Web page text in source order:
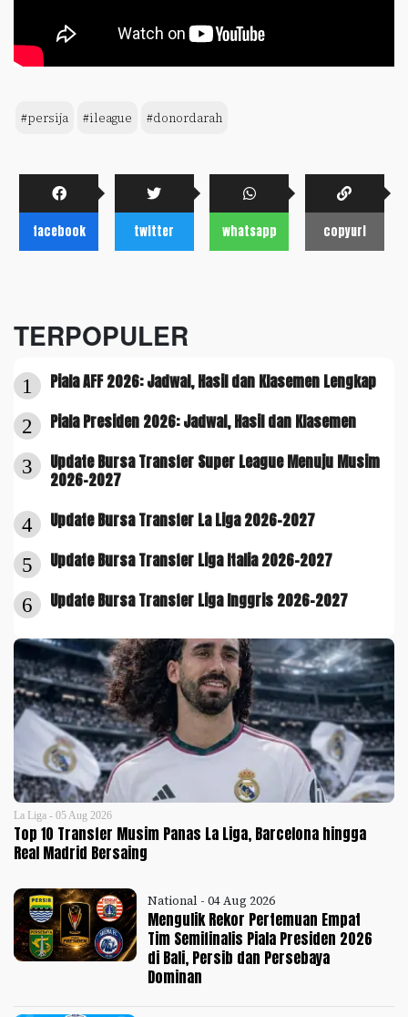
#persija #ileague #donordarah
facebook twitter whatsapp copyurl
TERPOPULER
1 Piala AFF 2026: Jadwal, Hasil dan Klasemen Lengkap
2 Piala Presiden 2026: Jadwal, Hasil dan Klasemen
3
Update Bursa Transfer Super League Menuju Musim
2026-2027
4 Update Bursa Transfer La Liga 2026-2027
5 Update Bursa Transfer Liga Italia 2026-2027
6 Update Bursa Transfer Liga Inggris 2026-2027
La Liga - 05 Aug 2026
Top 10 Transfer Musim Panas La Liga, Barcelona hingga
Real Madrid Bersaing
National - 04 Aug 2026
Mengulik Rekor Pertemuan Empat
Tim Semifinalis Piala Presiden 2026
di Bali, Persib dan Persebaya
Dominan